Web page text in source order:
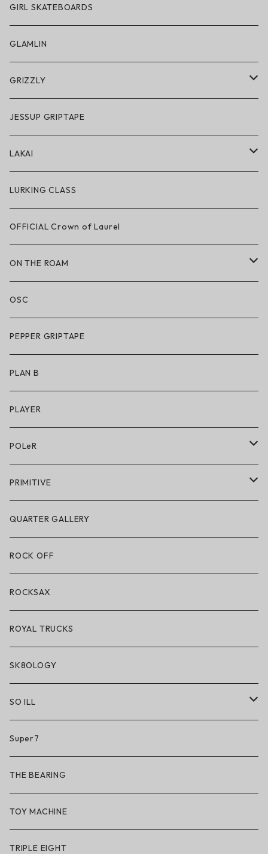
サングラス
スノーゴーグル
アクセサリー・小物
GIRL SKATEBOARDS
GLAMLIN
GRIZZLY
GRIZZLY × POLeR
アパレル
ハードグッズ
JESSUP GRIPTAPE
LAKAI
LAKAI × POLeR
LAKAI × CHOCOLATE
LAKAI × RIPNDIP
シューズ
アパレル
アクセサリー
キッズシューズ
LURKING CLASS
OFFICIAL Crown of Laurel
ON THE ROAM
アパレル
サングラス
アンダーウェア
シューズ
アクセサリー・小物
OSC
PEPPER GRIPTAPE
PLAN B
PLAYER
POLeR
POLeR × GRIZZLY
POLeR × LAKAI
アパレル
アクセサリー・小物
PRIMITIVE
アパレル
ハードグッズ
QUARTER GALLERY
ROCK OFF
ROCKSAX
ROYAL TRUCKS
SK8OLOGY
SO ILL
So iLL
So iLL × ON THE ROAM
BN3TH × So iLL × ON THE ROAM
Super7
THE BEARING
TOY MACHINE
TRIPLE EIGHT